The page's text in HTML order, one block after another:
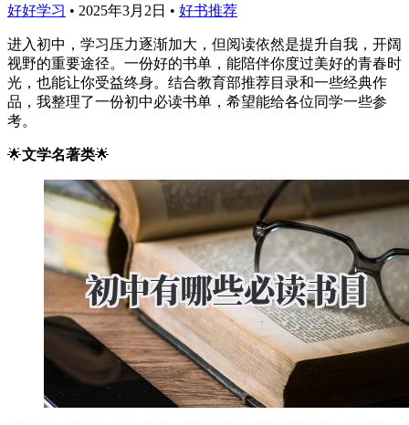
好好学习 • 2025年3月2日 • 好书推荐
进入初中，学习压力逐渐加大，但阅读依然是提升自我，开阔
视野的重要途径。一份好的书单，能陪伴你度过美好的青春时
光，也能让你受益终身。结合教育部推荐目录和一些经典作
品，我整理了一份初中必读书单，希望能给各位同学一些参
考。
🌟文学名著类🌟